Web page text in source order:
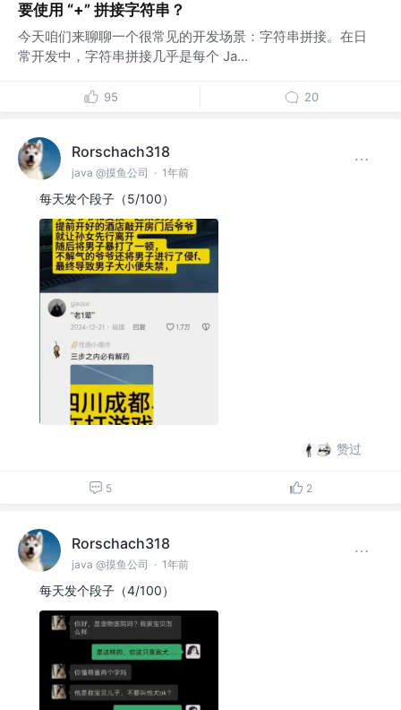
要使用 “+” 拼接字符串？
今天咱们来聊聊一个很常见的开发场景：字符串拼接。在日
常开发中，字符串拼接几乎是每个 Ja...
95 20
Rorschach318
java @摸鱼公司 · 1年前
每天发个段子（5/100）
赞过
5 2
Rorschach318
java @摸鱼公司 · 1年前
每天发个段子（4/100）